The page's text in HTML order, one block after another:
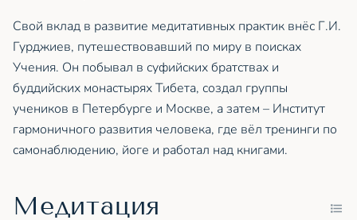
Свой вклад в развитие медитативных практик внёс Г.И.
Гурджиев, путешествовавший по миру в поисках
Учения. Он побывал в суфийских братствах и
буддийских монастырях Тибета, создал группы
учеников в Петербурге и Москве, а затем – Институт
гармоничного развития человека, где вёл тренинги по
самонаблюдению, йоге и работал над книгами.
Медитация